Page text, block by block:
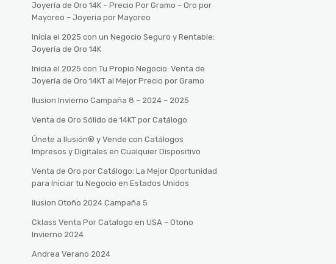
Joyería de Oro 14K – Precio Por Gramo – Oro por
Mayoreo – Joyeria por Mayoreo
Inicia el 2025 con un Negocio Seguro y Rentable:
Joyería de Oro 14K
Inicia el 2025 con Tu Propio Negocio: Venta de
Joyería de Oro 14KT al Mejor Precio por Gramo
Ilusion Invierno Campaña 8 – 2024 – 2025
Venta de Oro Sólido de 14KT por Catálogo
Únete a Ilusión® y Vende con Catálogos
Impresos y Digitales en Cualquier Dispositivo
Venta de Oro por Catálogo: La Mejor Oportunidad
para Iniciar tu Negocio en Estados Unidos
Ilusion Otoño 2024 Campaña 5
Cklass Venta Por Catalogo en USA – Otono
Invierno 2024
Andrea Verano 2024